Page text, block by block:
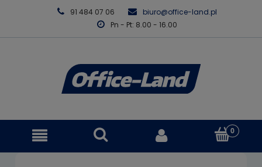
91 484 07 06
biuro@office-land.pl
Pn - Pt: 8.00 - 16.00